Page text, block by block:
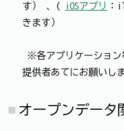
す） 、(
iOSアプリ
：
きます）
※各アプリケーション
提供者あてにお願いし
オープンデータ